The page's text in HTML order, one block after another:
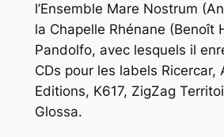
l’Ensemble Mare Nostrum
la Chapelle Rhénane (Benoît
Pandolfo, avec lesquels il
CDs pour les labels Ricercar,
Editions, K617, ZigZag
Glossa.